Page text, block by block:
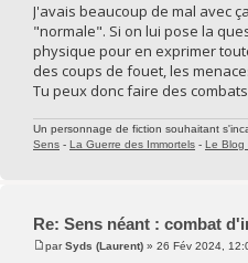
J'avais beaucoup de mal avec
"normale". Si on lui pose la
physique pour en exprimer
des coups de fouet, les
Tu peux donc faire des
Un personnage de fiction souhaitant
Sens - La Guerre des Immortels - Le Blog
Re: Sens néant : combat
parSyds (Laurent) » 26 Fév 2024,